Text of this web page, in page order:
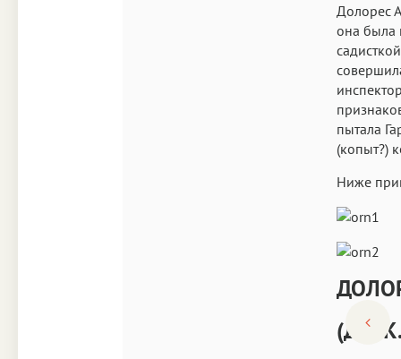
Долорес
она была
пытала
(копыт?)
Ниже